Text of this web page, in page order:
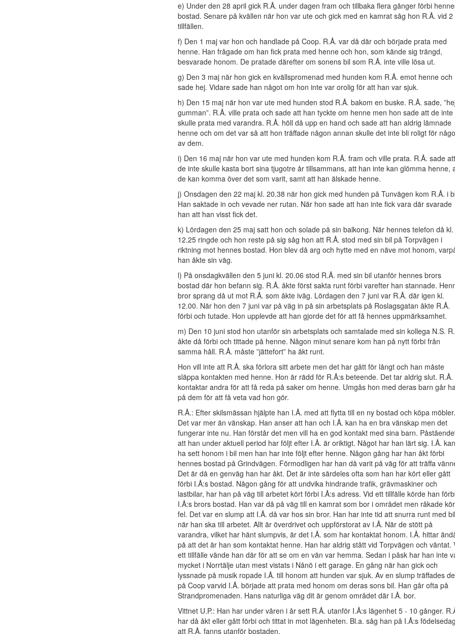
e) Under den 28 april gick R.Å. under dagen fram och tillbaka flera gånger förbi
bostad. Senare på kvällen när hon var ute och gick med en kamrat såg hon R.Å. vid 2
tillfällen.
f) Den 1 maj var hon och handlade på Coop. R.Å. var då där och började prata med
henne. Han frågade om han fick prata med henne och hon, som kände sig trängd,
besvarade honom. De pratade därefter om sonens bil som R.Å. inte ville lösa ut.
g) Den 3 maj när hon gick en kvällspromenad med hunden kom R.Å. emot henne och
sade hej. Vidare sade han något om hon inte var orolig för att han var sjuk.
h) Den 15 maj när hon var ute med hunden stod R.Å. bakom en buske. R.Å. sade,
gumman”. R.Å. ville prata och sade att han tyckte om henne men hon sade att de inte
skulle prata med varandra. R.Å. höll då upp en hand och sade att han aldrig lämnade
henne och om det var så att hon träffade någon annan skulle det inte bli roligt för
av dem.
i) Den 16 maj när hon var ute med hunden kom R.Å. fram och ville prata. R.Å. sade att
de inte skulle kasta bort sina tjugotre år tillsammans, att han inte kan glömma henne,
de kan komma över det som varit, samt att han älskade henne.
j) Onsdagen den 22 maj kl. 20.38 när hon gick med hunden på Tunvägen kom R.Å. i
Han saktade in och vevade ner rutan. När hon sade att han inte fick vara där svarade
han att han visst fick det.
k) Lördagen den 25 maj satt hon och solade på sin balkong. När hennes telefon då kl.
12.25 ringde och hon reste på sig såg hon att R.Å. stod med sin bil på Torpvägen i
riktning mot hennes bostad. Hon blev då arg och hytte med en näve mot honom,
han åkte sin väg.
l) På onsdagkvällen den 5 juni kl. 20.06 stod R.Å. med sin bil utanför hennes brors
bostad där hon befann sig. R.Å. åkte först sakta runt förbi varefter han stannade.
bror sprang då ut mot R.Å. som åkte iväg. Lördagen den 7 juni var R.Å. där igen kl.
12.00. När hon den 7 juni var på väg in på sin arbetsplats på Roslagsgatan åkte R.Å.
förbi och tutade. Hon upplevde att han gjorde det för att få hennes uppmärksamhet.
m) Den 10 juni stod hon utanför sin arbetsplats och samtalade med sin kollega N.S.
åkte då förbi och tittade på henne. Någon minut senare kom han på nytt förbi från
samma håll. R.Å. måste ”jättefort” ha åkt runt.
Hon vill inte att R.Å. ska förlora sitt arbete men det har gått för långt och han måste
släppa kontakten med henne. Hon är rädd för R.Å:s beteende. Det tar aldrig slut. R.Å.
kontaktar andra för att få reda på saker om henne. Umgås hon med deras barn går
på dem för att få veta vad hon gör.
R.Å.: Efter skilsmässan hjälpte han I.Å. med att flytta till en ny bostad och köpa möbler.
Det var mer än vänskap. Han anser att han och I.Å. kan ha en bra vänskap men det
fungerar inte nu. Han förstår det men vill ha en god kontakt med sina barn.
att han under aktuell period har följt efter I.Å. är oriktigt. Något har han lärt sig. I.Å. kan
ha sett honom i bil men han har inte följt efter henne. Någon gång har han åkt förbi
hennes bostad på Grindvägen. Förmodligen har han då varit på väg för att träffa
Det är då en genväg han har åkt. Det är inte särdeles ofta som han har kört eller gått
förbi I.Å:s bostad. Någon gång för att undvika hindrande trafik, grävmaskiner och
lastbilar, har han på väg till arbetet kört förbi I.Å:s adress. Vid ett tillfälle körde han
I.Å:s brors bostad. Han var då på väg till en kamrat som bor i området men råkade
fel. Det var en slump att I.Å. då var hos sin bror. Han har inte tid att snurra runt med
när han ska till arbetet. Allt är överdrivet och uppförstorat av I.Å. När de stött på
varandra, vilket har hänt slumpvis, är det I.Å. som har kontaktat honom. I.Å. hittar
på att det är han som kontaktat henne. Han har aldrig stått vid Torpvägen och väntat.
ett tillfälle vände han där för att se om en vän var hemma. Sedan i påsk har han inte
mycket i Norrtälje utan mest vistats i Nånö i ett garage. En gång när han gick och
lyssnade på musik ropade I.Å. till honom att hunden var sjuk. Av en slump träffades de
på Coop varvid I.Å. började att prata med honom om deras sons bil. Han går ofta på
Strandpromenaden. Hans naturliga väg dit är genom området där I.Å. bor.
Vittnet U.P.: Han har under våren i år sett R.Å. utanför I.Å:s lägenhet 5 - 10 gånger.
har då åkt eller gått förbi och tittat in mot lägenheten. Bl.a. såg han på I.Å:s födelsedag
att R.Å. fanns utanför bostaden.